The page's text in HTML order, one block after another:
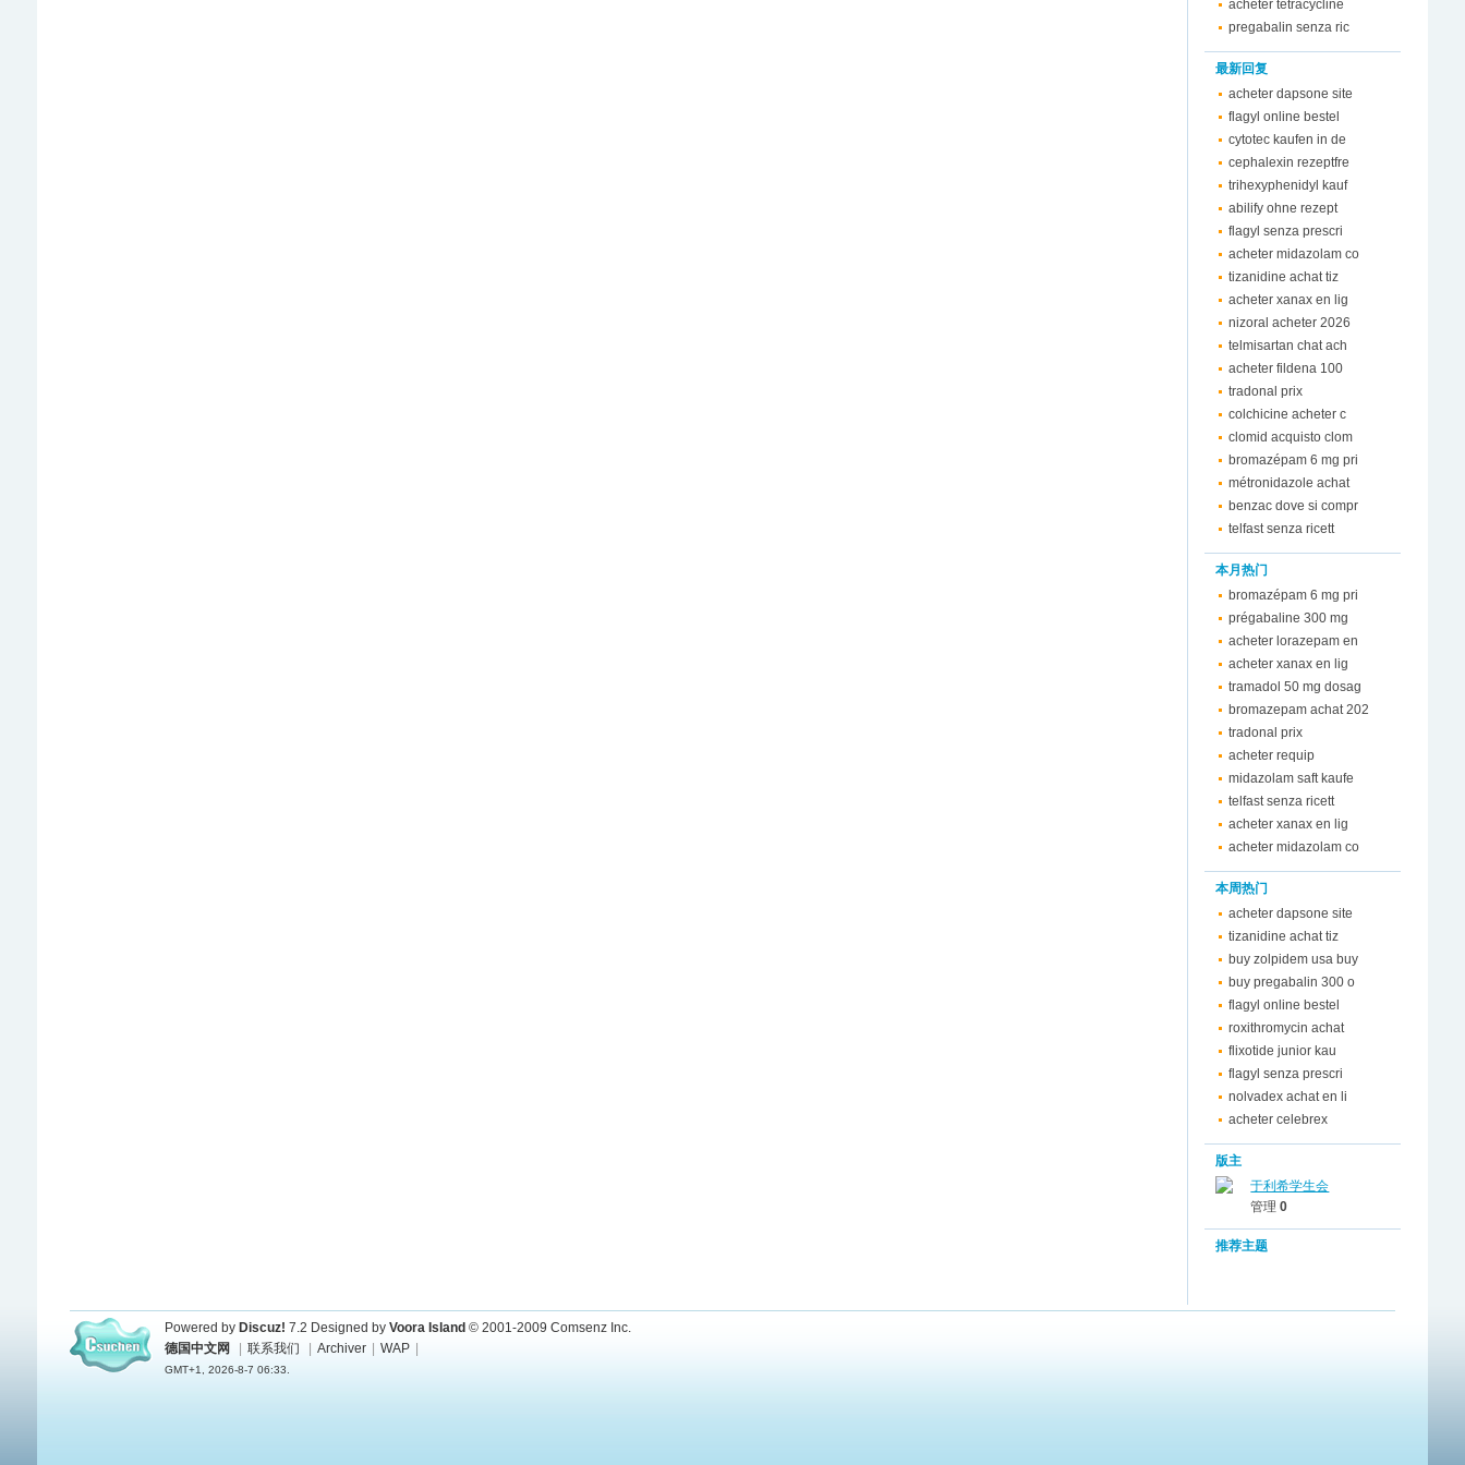
acheter tetracycline
pregabalin senza ric
最新回复
acheter dapsone site
flagyl online bestel
cytotec kaufen in de
cephalexin rezeptfre
trihexyphenidyl kauf
abilify ohne rezept
flagyl senza prescri
acheter midazolam co
tizanidine achat tiz
acheter xanax en lig
nizoral acheter 2026
telmisartan chat ach
acheter fildena 100
tradonal prix
colchicine acheter c
clomid acquisto clom
bromazépam 6 mg pri
métronidazole achat
benzac dove si compr
telfast senza ricett
本月热门
bromazépam 6 mg pri
prégabaline 300 mg
acheter lorazepam en
acheter xanax en lig
tramadol 50 mg dosag
bromazepam achat 202
tradonal prix
acheter requip
midazolam saft kaufe
telfast senza ricett
acheter xanax en lig
acheter midazolam co
本周热门
acheter dapsone site
tizanidine achat tiz
buy zolpidem usa buy
buy pregabalin 300 o
flagyl online bestel
roxithromycin achat
flixotide junior kau
flagyl senza prescri
nolvadex achat en li
acheter celebrex
版主
于利希学生会
管理0
推荐主题
Powered by Discuz! 7.2 Designed by Voora Island © 2001-2009 Comsenz Inc.
德国中文网
联系我们 Archiver WAP
GMT+1, 2026-8-7 06:33.